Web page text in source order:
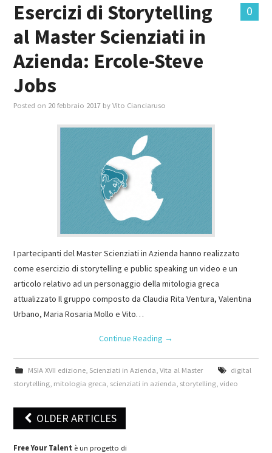
0
Esercizi di Storytelling
al Master Scienziati in
Azienda: Ercole-Steve
Jobs
Posted on 20 febbraio 2017 byVito Cianciaruso
I partecipanti del Master Scienziati in Azienda hanno realizzato
come esercizio di storytelling e public speaking un video e un
articolo relativo ad un personaggio della mitologia greca
attualizzato Il gruppo composto da Claudia Rita Ventura, Valentina
Urbano, Maria Rosaria Mollo e Vito…
Continue Reading →
MSIA XVII edizione, Scienziati in Azienda Vita al Master
digital
storytelling mitologia greca scienziati in azienda storytelling ,video
Post navigation
OLDER ARTICLES
Free Your Talent è un progetto di